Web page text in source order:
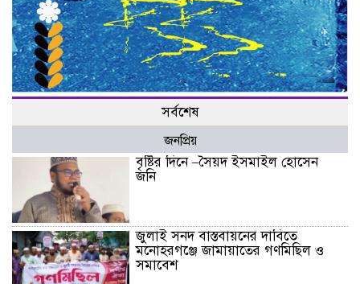
সর্বশেষ
জনপ্রিয়
বৃষ্টির দিনে –সৈয়দ ইসমাইল হোসেন
জনি
জুলাই সনদ বাস্তবায়নের দাবিতে
মনোহরগঞ্জে জামায়াতের গণমিছিল ও
সমাবেশ